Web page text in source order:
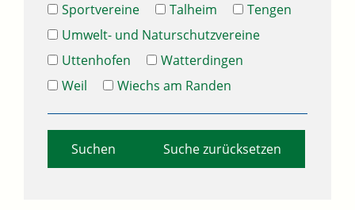
Sportvereine
Talheim
Tengen
Umwelt- und Naturschutzvereine
Uttenhofen
Watterdingen
Weil
Wiechs am Randen
Suche zurücksetzen